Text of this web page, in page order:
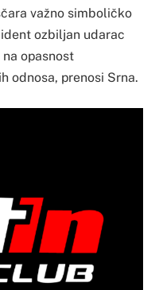
važno simboličko
ozbiljan udarac
opasnost
odnosa, prenosi Srna.